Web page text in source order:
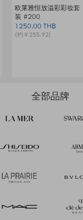
GETBEAUTE 肌肤愉悦
腮红棒 - Always You
379.00 THB
(约￥77.60)
全部品牌